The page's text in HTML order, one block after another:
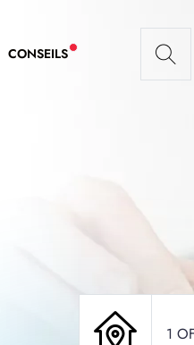
CONSEILS NOUVEAUX ARTICLES
1